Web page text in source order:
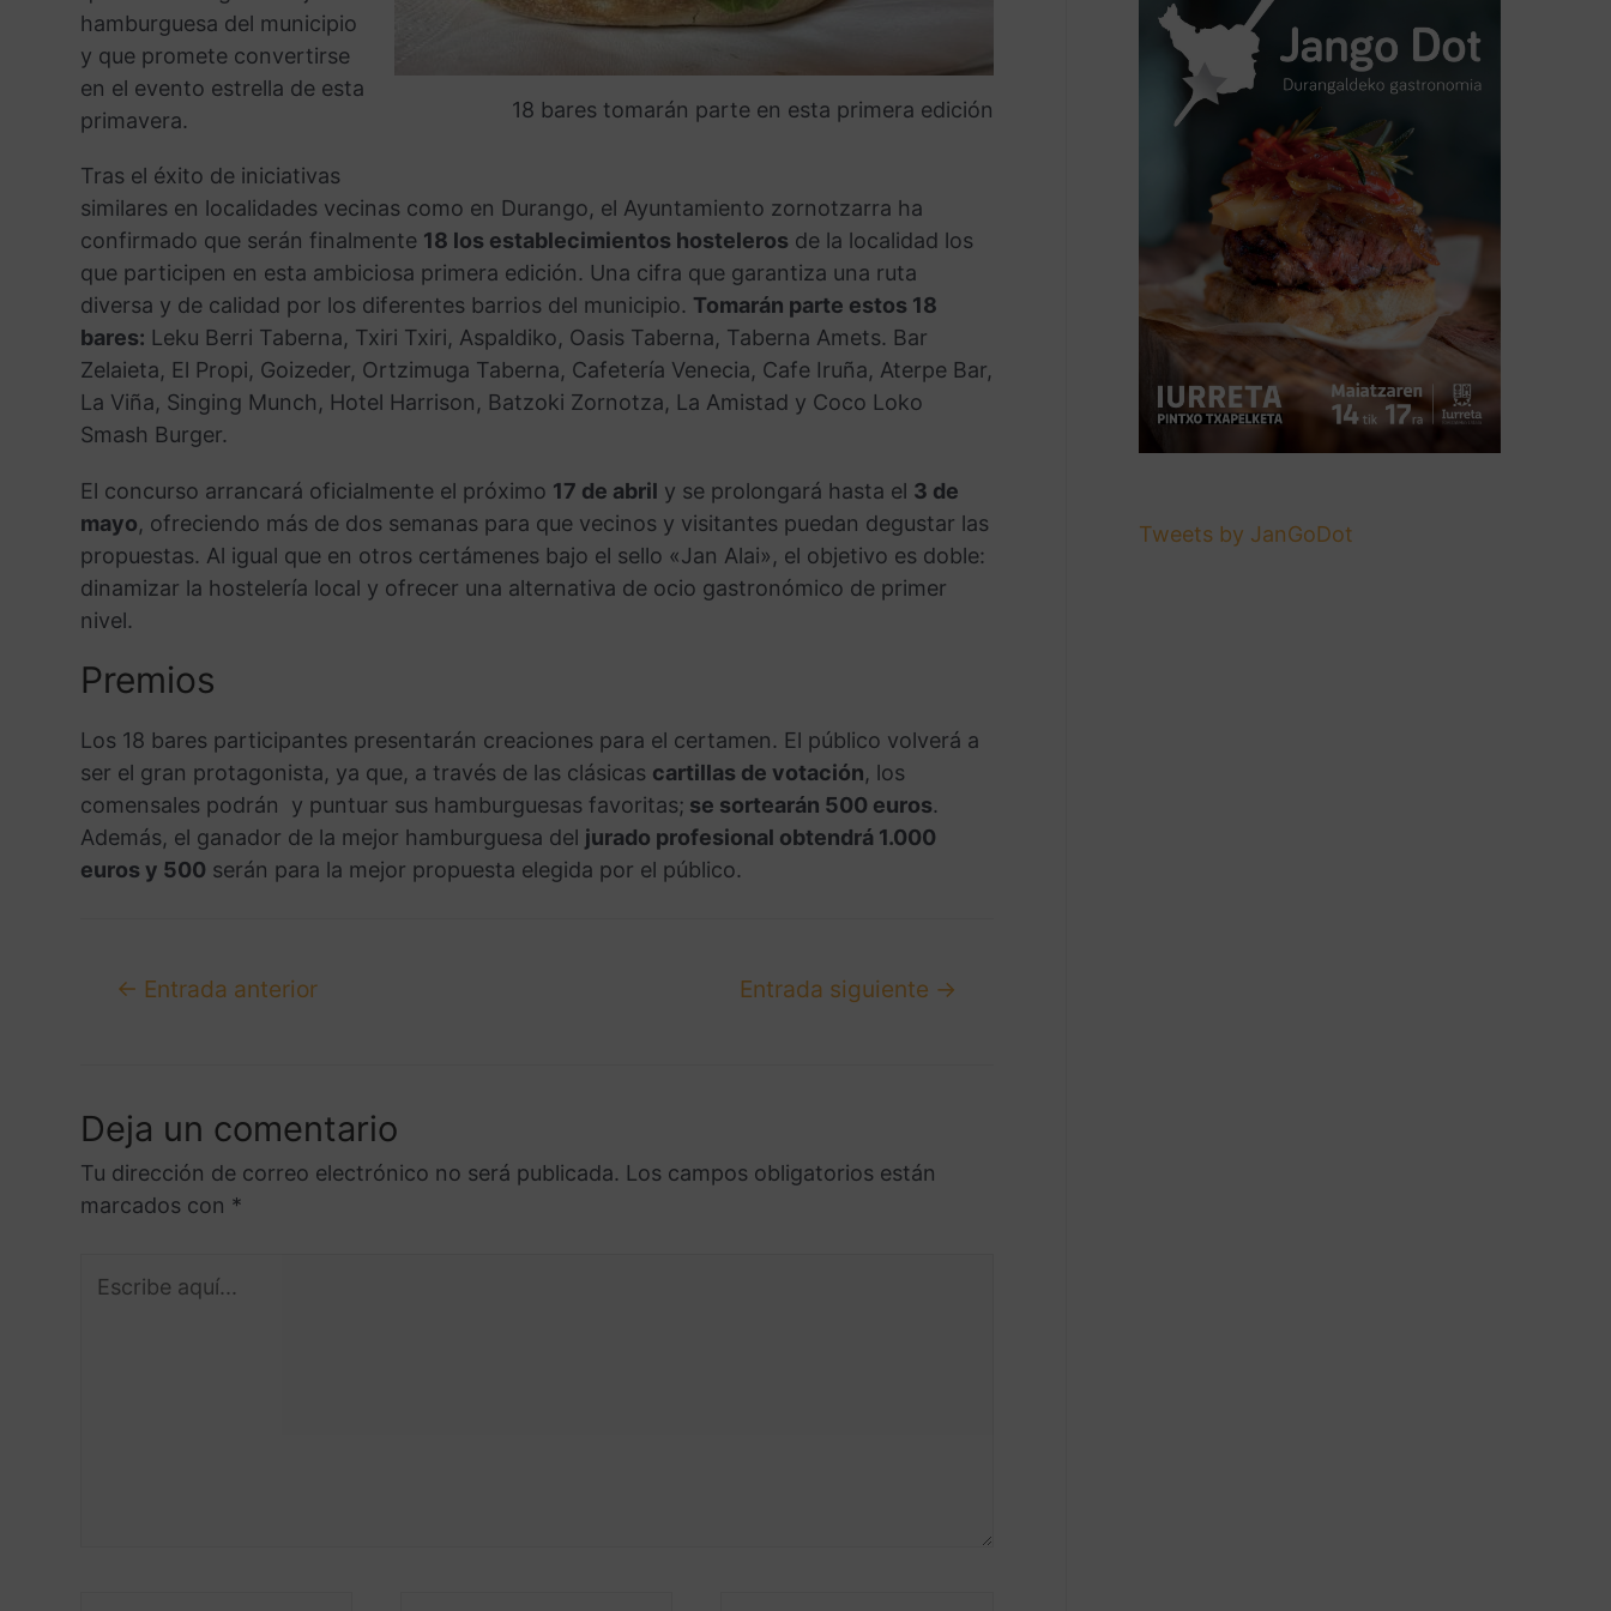
18 bares tomarán parte en esta primera edición
hamburguesa del municipio
y que promete convertirse
en el evento estrella de esta
primavera.
Tras el éxito de iniciativas
similares en localidades vecinas como en Durango, el Ayuntamiento zornotzarra ha
confirmado que serán finalmente 18 los establecimientos hosteleros de la localidad los
que participen en esta ambiciosa primera edición. Una cifra que garantiza una ruta
diversa y de calidad por los diferentes barrios del municipio. Tomarán parte estos 18
bares: Leku Berri Taberna, Txiri Txiri, Aspaldiko, Oasis Taberna, Taberna Amets. Bar
Zelaieta, El Propi, Goizeder, Ortzimuga Taberna, Cafetería Venecia, Cafe Iruña, Aterpe Bar,
La Viña, Singing Munch, Hotel Harrison, Batzoki Zornotza, La Amistad y Coco Loko
Smash Burger.
El concurso arrancará oficialmente el próximo 17 de abril y se prolongará hasta el 3 de
mayo, ofreciendo más de dos semanas para que vecinos y visitantes puedan degustar las
propuestas. Al igual que en otros certámenes bajo el sello «Jan Alai», el objetivo es doble:
dinamizar la hostelería local y ofrecer una alternativa de ocio gastronómico de primer
nivel.
Premios
Los 18 bares participantes presentarán creaciones para el certamen. El público volverá a
ser el gran protagonista, ya que, a través de las clásicas cartillas de votación, los
comensales podrán y puntuar sus hamburguesas favoritas; se sortearán 500 euros.
Además, el ganador de la mejor hamburguesa del jurado profesional obtendrá 1.000
euros y 500serán para la mejor propuesta elegida por el público.
← Entrada anterior Entrada siguiente →
Deja un comentario
Tu dirección de correo electrónico no será publicada. Los campos obligatorios están
marcados con *
Tweets by JanGoDot